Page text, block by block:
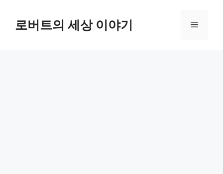
로버트의 세상 이야기 메